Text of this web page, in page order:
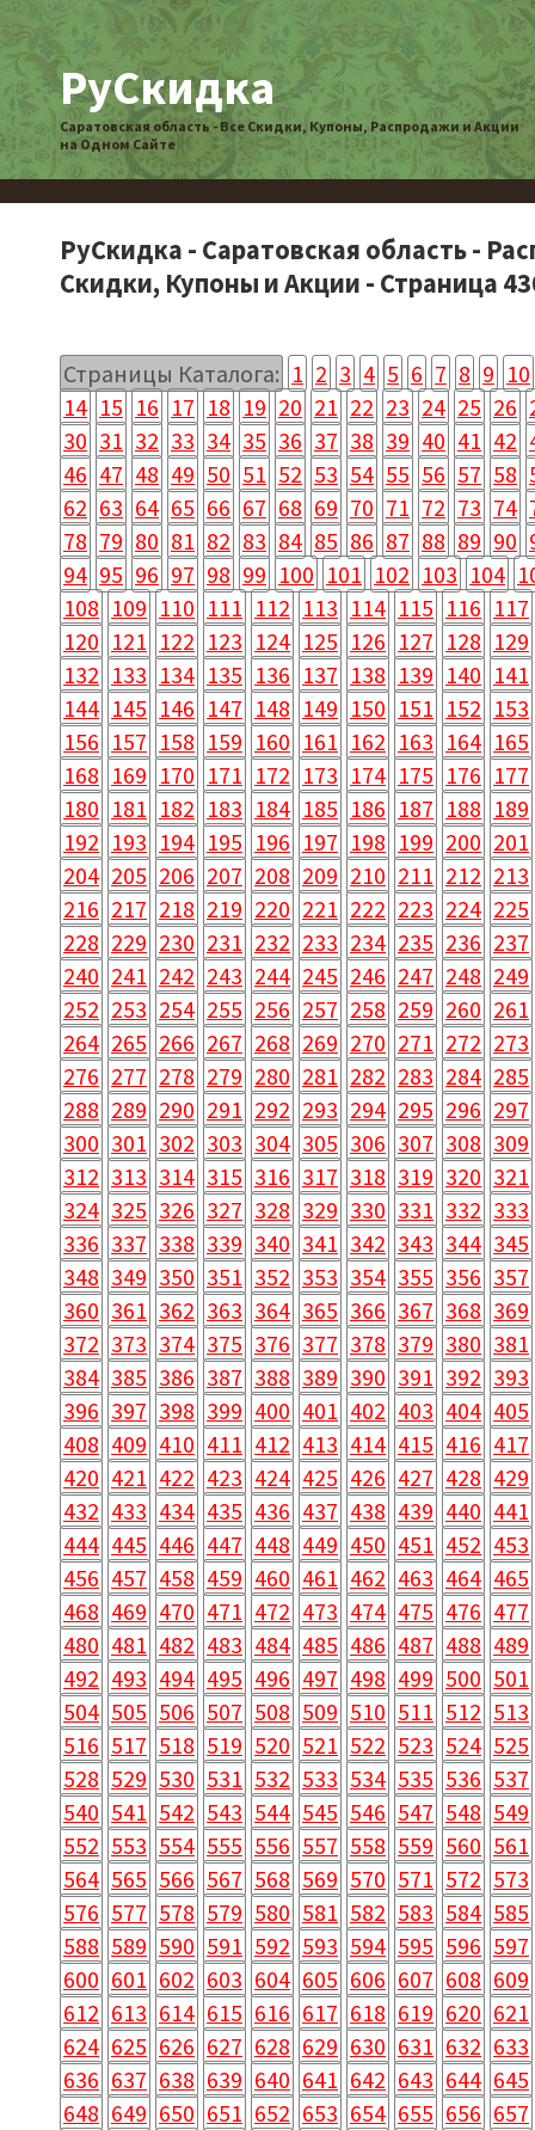
РуСкидка
Саратовская область - Все Скидки, Купоны, Распродажи и Акции
на Одном Сайте
РуСкидка - Саратовская область -
Скидки, Купоны и Акции - Страница
Страницы Каталога: 1 2 3 4 5 6 7 8 9 10
14 15 16 17 18 19 20 21 22 23 24 25 26
30 31 32 33 34 35 36 37 38 39 40 41 42
46 47 48 49 50 51 52 53 54 55 56 57 58
62 63 64 65 66 67 68 69 70 71 72 73 74
78 79 80 81 82 83 84 85 86 87 88 89 90
94 95 96 97 98 99 100 101 102 103 104
108 109 110 111 112 113 114 115 116 117
120 121 122 123 124 125 126 127 128 129
132 133 134 135 136 137 138 139 140 141
144 145 146 147 148 149 150 151 152 153
156 157 158 159 160 161 162 163 164 165
168 169 170 171 172 173 174 175 176 177
180 181 182 183 184 185 186 187 188 189
192 193 194 195 196 197 198 199 200 201
204 205 206 207 208 209 210 211 212 213
216 217 218 219 220 221 222 223 224 225
228 229 230 231 232 233 234 235 236 237
240 241 242 243 244 245 246 247 248 249
252 253 254 255 256 257 258 259 260 261
264 265 266 267 268 269 270 271 272 273
276 277 278 279 280 281 282 283 284 285
288 289 290 291 292 293 294 295 296 297
300 301 302 303 304 305 306 307 308 309
312 313 314 315 316 317 318 319 320 321
324 325 326 327 328 329 330 331 332 333
336 337 338 339 340 341 342 343 344 345
348 349 350 351 352 353 354 355 356 357
360 361 362 363 364 365 366 367 368 369
372 373 374 375 376 377 378 379 380 381
384 385 386 387 388 389 390 391 392 393
396 397 398 399 400 401 402 403 404 405
408 409 410 411 412 413 414 415 416 417
420 421 422 423 424 425 426 427 428 429
432 433 434 435 436 437 438 439 440 441
444 445 446 447 448 449 450 451 452 453
456 457 458 459 460 461 462 463 464 465
468 469 470 471 472 473 474 475 476 477
480 481 482 483 484 485 486 487 488 489
492 493 494 495 496 497 498 499 500 501
504 505 506 507 508 509 510 511 512 513
516 517 518 519 520 521 522 523 524 525
528 529 530 531 532 533 534 535 536 537
540 541 542 543 544 545 546 547 548 549
552 553 554 555 556 557 558 559 560 561
564 565 566 567 568 569 570 571 572 573
576 577 578 579 580 581 582 583 584 585
588 589 590 591 592 593 594 595 596 597
600 601 602 603 604 605 606 607 608 609
612 613 614 615 616 617 618 619 620 621
624 625 626 627 628 629 630 631 632 633
636 637 638 639 640 641 642 643 644 645
648 649 650 651 652 653 654 655 656 657